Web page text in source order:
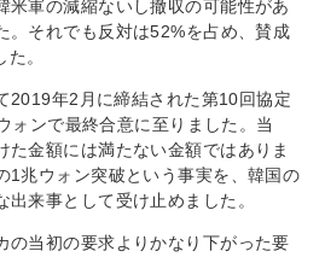
米軍の減縮ないし撤収の可能性があ
。それでも反対は52%を占め、賛成
。
2019年2月に締結された第10回協定
ォンで最終合意に至りました。当
た金額には満たない金額ではありま
1兆ウォン突破という事実を、韓国の
来事として受け止めました。
の当初の要求よりかなり下がった要